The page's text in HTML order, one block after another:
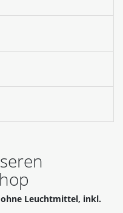
Leuchtmittel, inkl.